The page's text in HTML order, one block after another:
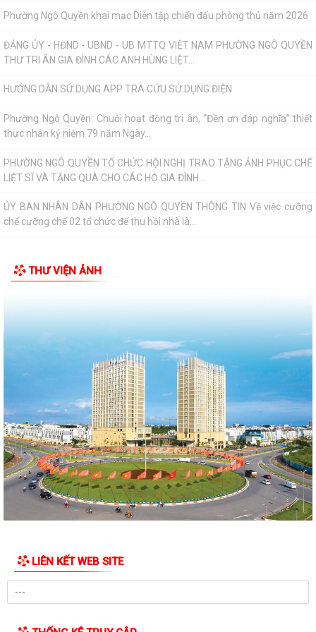
thực nhân kỷ niệm 79 năm Ngày...
PHƯỜNG NGÔ QUYỀN TỔ CHỨC HỘI NGHỊ TRAO TẶNG ẢNH PHỤC CHẾ
LIỆT SĨ VÀ TẶNG QUÀ CHO CÁC HỘ GIA ĐÌNH...
ỦY BAN NHÂN DÂN PHƯỜNG NGÔ QUYỀN THÔNG TIN Về việc cưỡng
PHƯỜNG NGÔ QUYỀN THĂM HỎI, TẶNG QUÀ GIA ĐÌNH CHÍNH SÁCH,
NGƯỜI CÓ CÔNG NHÂN DỊP 27/7
PHƯỜNG NGÔ QUYỀN VIẾNG NGHĨA TRANG LIỆT SĨ NHÂN KỶ NIỆM 79
NĂM NGÀY THƯƠNG BINH LIỆT SĨ 27/7
UBND PHƯỜNG NGÔ QUYỀN THÔNG BÁO THỜI GIAN TỔ CHỨC HỘI
PHƯỜNG NGÔ QUYỀN TỔ CHỨC GIAO BAN TỔ DÂN PHỐ SAU SẮP XẾP,
HỌP THỨ 4, KHÓA II, NHIỆM KỲ 2026 - 2031
PHƯỜNG NGÔ QUYỀN TUYÊN TRUYỀN VẬN ĐỘNG TỔ CHỨC, CÁ NHÂN
CÓ LIÊN QUAN THUÊ NHÀ, ĐẤT LÀ TÀI SẢN...
Kỳ họp thứ 4 HĐND Phường Ngô Quyền: Phân bổ bổ sung hơn 38 tỷ
đồng vốn đầu tư công
KẾ HOẠCH TỔ CHỨC TIẾP CÔNG DÂN 6 THÁNG CUỐI NĂM 2026 CỦA
THƯỜNG TRỰC HĐND, ĐẠI BIỂU HĐND PHƯỜNG...
HỘI ĐỒNG NHÂN DÂN PHƯỜNG THÔNG BÁO LỊCH TIẾP CÔNG DÂN 6
THÁNG CUỐI NĂM 2026 CỦA THƯỜNG TRỰC HĐND,...
CHÍNH PHỦ NƯỚC NGOÀI – GẮN KẾT CHẶT CHẼ...
PHÓNG SỰ (THP): Phường Ngô Quyền giải phóng mặt bằng khu vực
THƯỜNG TRỰC HĐND PHƯỜNG NGÔ QUYỀN TỔ CHỨC HỘI NGHỊ
THƯ VIỆN ẢNH
LIÊN KẾT WEB SITE